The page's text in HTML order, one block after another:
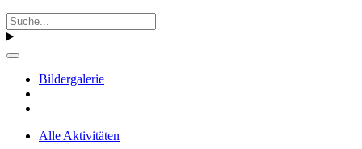
Bildergalerie
Alle Aktivitäten